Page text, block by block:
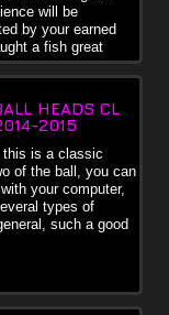
will be
by your earned
a fish great
HEADS CL
2015
this is a classic
of the ball, you can
your computer,
types of
such a good